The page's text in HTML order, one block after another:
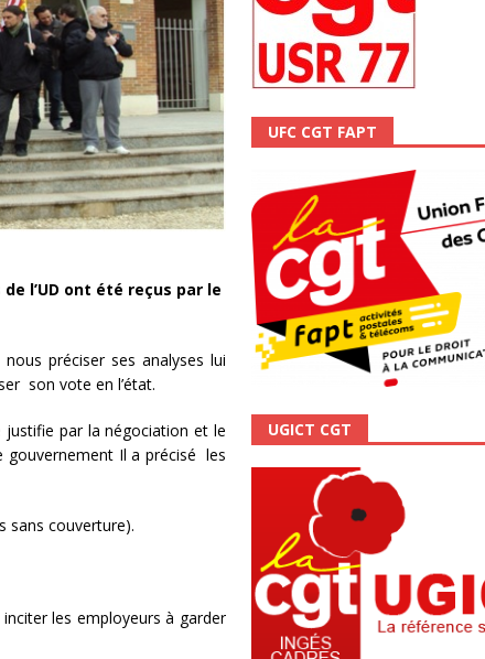
n°111 – Janvier 2024 ACTUALITÉ
l’UD ont été reçus par le
préciser ses analyses lui
son vote en l’état.
par la négociation et le
gouvernement Il a précisé les
sans couverture).
les employeurs à garder
UFC CGT FAPT
UGICT CGT